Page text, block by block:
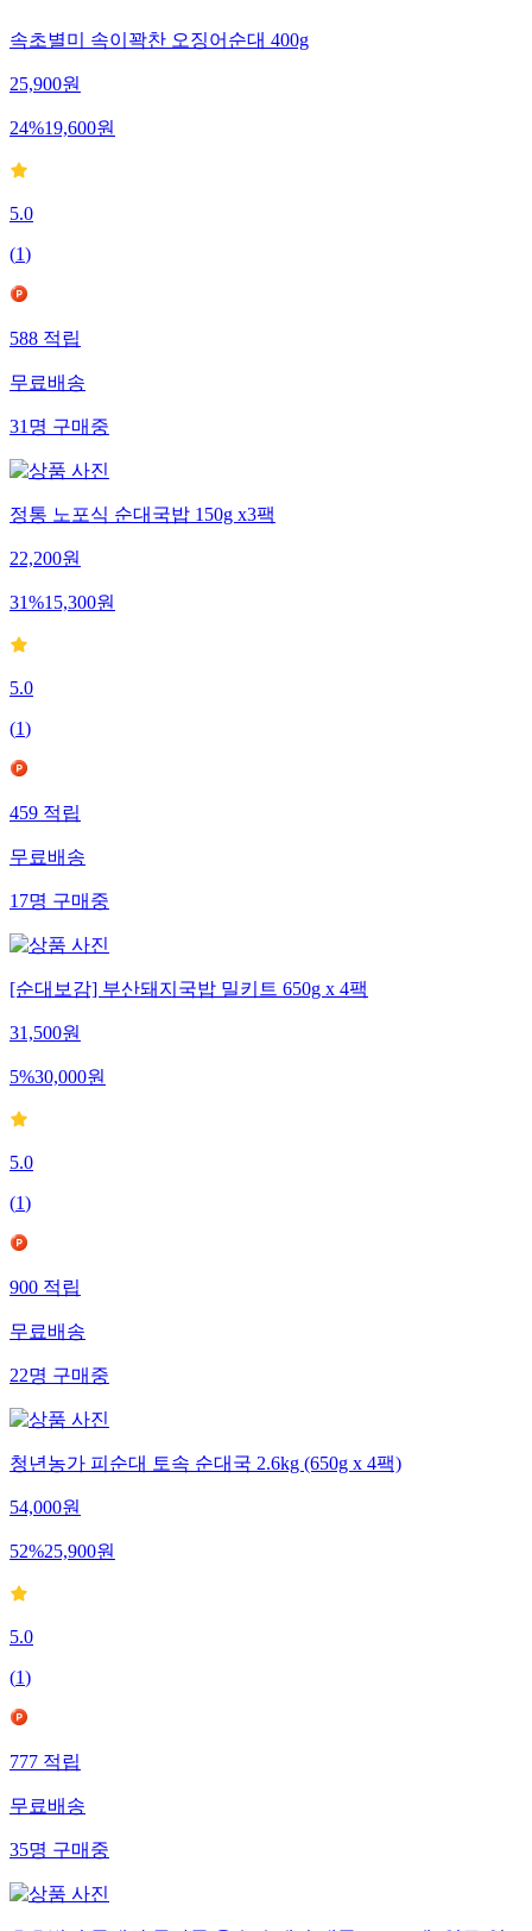
속초별미 속이꽉찬 오징어순대 400g
25,900원
24%19,600원
5.0
(1)
588적립
무료배송
31명구매중
정통 노포식 순대국밥 150g x3팩
22,200원
31%15,300원
5.0
(1)
459적립
무료배송
17명구매중
[순대보감] 부산돼지국밥 밀키트 650g x 4팩
31,500원
5%30,000원
5.0
(1)
900적립
무료배송
22명구매중
청년농가 피순대 토속 순대국 2.6kg (650g x 4팩)
54,000원
52%25,900원
5.0
(1)
777적립
무료배송
35명구매중